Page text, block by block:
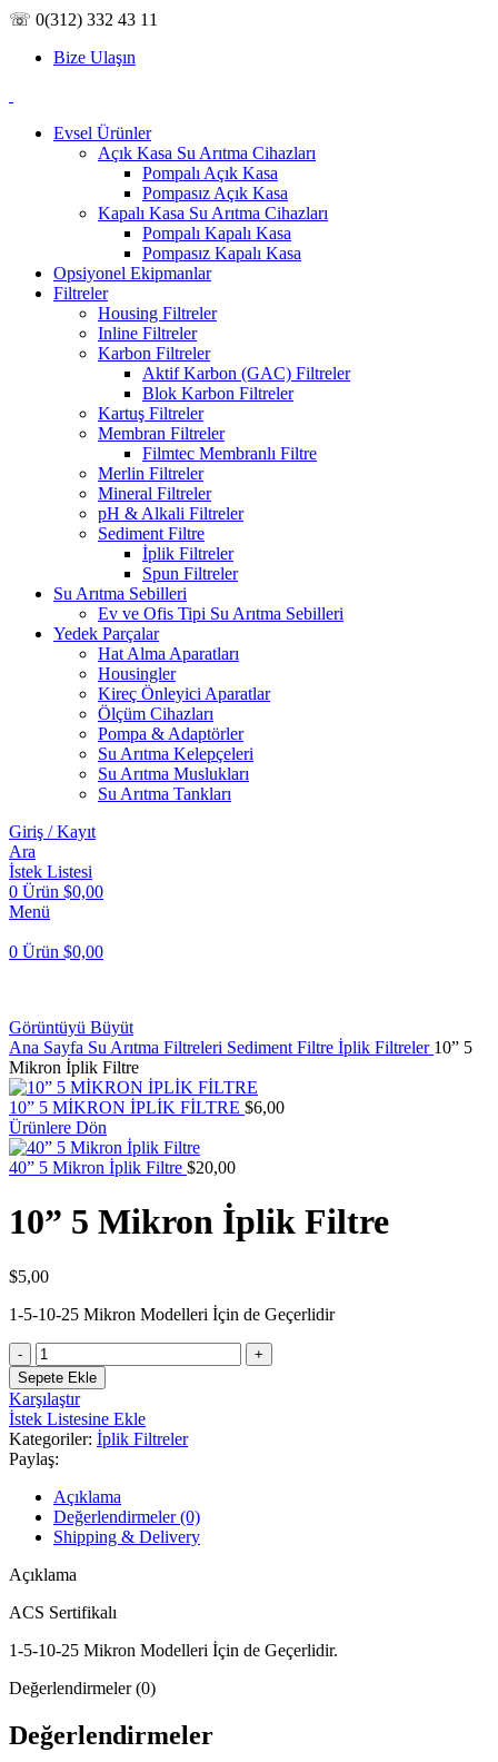
☏ 0(312) 332 43 11
Bize Ulaşın
Evsel Ürünler
Açık Kasa Su Arıtma Cihazları
Pompalı Açık Kasa
Pompasız Açık Kasa
Kapalı Kasa Su Arıtma Cihazları
Pompalı Kapalı Kasa
Pompasız Kapalı Kasa
Opsiyonel Ekipmanlar
Filtreler
Housing Filtreler
Inline Filtreler
Karbon Filtreler
Aktif Karbon (GAC) Filtreler
Blok Karbon Filtreler
Kartuş Filtreler
Membran Filtreler
Filmtec Membranlı Filtre
Merlin Filtreler
Mineral Filtreler
pH & Alkali Filtreler
Sediment Filtre
İplik Filtreler
Spun Filtreler
Su Arıtma Sebilleri
Ev ve Ofis Tipi Su Arıtma Sebilleri
Yedek Parçalar
Hat Alma Aparatları
Housingler
Kireç Önleyici Aparatlar
Ölçüm Cihazları
Pompa & Adaptörler
Su Arıtma Kelepçeleri
Su Arıtma Muslukları
Su Arıtma Tankları
Giriş / Kayıt
Ara
İstek Listesi
0 Ürün $0,00
Menü
0 Ürün $0,00
Görüntüyü Büyüt
Ana Sayfa Su Arıtma Filtreleri Sediment Filtre İplik Filtreler 10” 5
Mikron İplik Filtre
10” 5 MİKRON İPLİK FİLTRE $6,00
Ürünlere Dön
40” 5 Mikron İplik Filtre $20,00
10” 5 Mikron İplik Filtre
$5,00
1-5-10-25 Mikron Modelleri İçin de Geçerlidir
10”
5
Mikron
İplik
Filtre
adet
Sepete Ekle
Karşılaştır
İstek Listesine Ekle
Kategoriler: İplik Filtreler
Paylaş:
Açıklama
Değerlendirmeler (0)
Shipping & Delivery
Açıklama
ACS Sertifikalı
1-5-10-25 Mikron Modelleri İçin de Geçerlidir.
Değerlendirmeler (0)
Değerlendirmeler